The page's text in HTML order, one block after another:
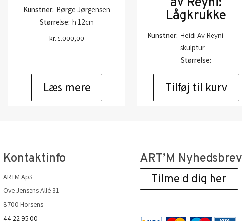
Kunstner: Børge Jørgensen
Størrelse: h 12cm
kr. 5.000,00
Læs mere
Lågkrukke
Kunstner: Heidi Av Reyni –
skulptur
Størrelse:
kr.1.800,00
Tilføj til kurv
Kontaktinfo
ARTM ApS
Ove Jensens Allé 31
8700 Horsens
44 22 95 00
ART’M Nyhedsbrev
Tilmeld dig her